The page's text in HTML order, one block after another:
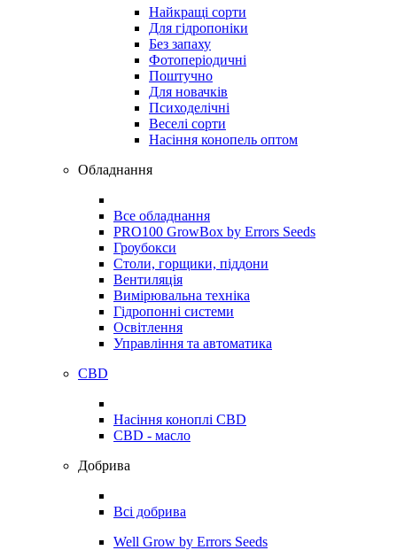
Найкращі сорти
Для гідропоніки
Без запаху
Фотоперіодичні
Поштучно
Для новачків
Психоделічні
Веселі сорти
Насіння конопель оптом
Обладнання
Все обладнання
PRO100 GrowBox by Errors Seeds
Гроубокси
Столи, горщики, піддони
Вентиляція
Вимірювальна техніка
Гідропонні системи
Освітлення
Управління та автоматика
CBD
Насіння коноплі CBD
CBD - масло
Добрива
Всі добрива
Well Grow by Errors Seeds